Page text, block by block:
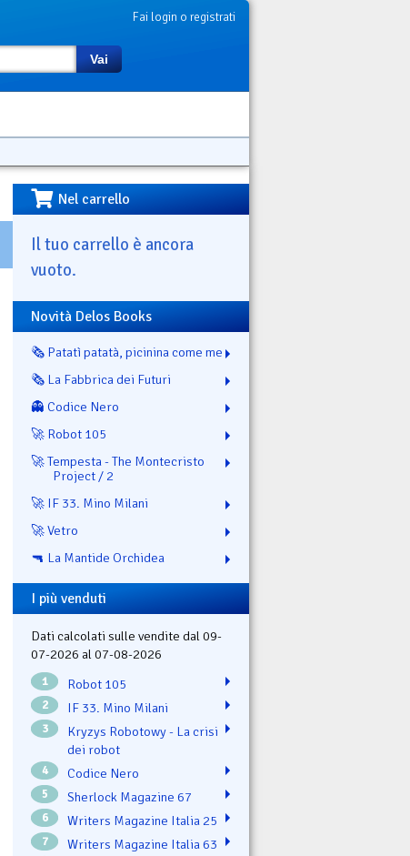
Fai login o registrati
Vai
Nel carrello
Il tuo carrello è ancora
vuoto.
Novità Delos Books
🗞️ Patatì patatà, picinina come me
🗞️ La Fabbrica dei Futuri
👻 Codice Nero
🚀 Robot 105
🚀 Tempesta - The Montecristo
Project / 2
🚀 IF 33. Mino Milani
🚀 Vetro
🔫 La Mantide Orchidea
I più venduti
Dati calcolati sulle vendite dal 09-
07-2026 al 07-08-2026
1 Robot 105
2 IF 33. Mino Milani
3
Kryzys Robotowy - La crisi
dei robot
4 Codice Nero
5 Sherlock Magazine 67
6 Writers Magazine Italia 25
7 Writers Magazine Italia 63